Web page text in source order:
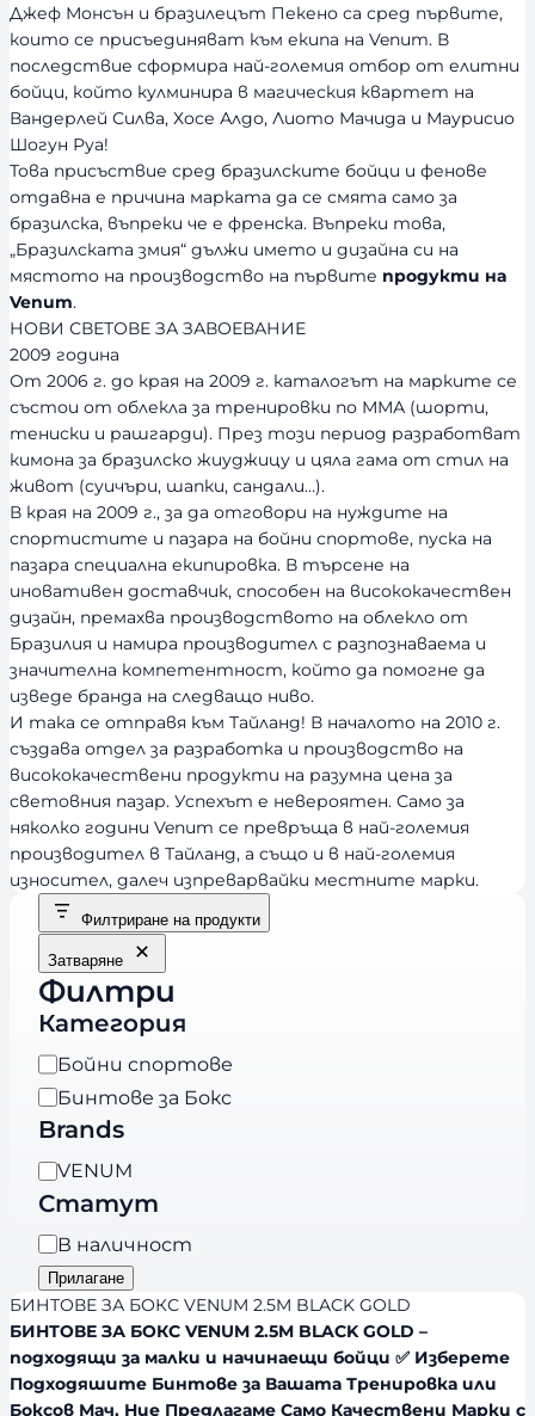
Джеф Монсън и бразилецът Пекено са сред първите,
които се присъединяват към екипа на Venum. В
последствие сформира най-големия отбор от елитни
бойци, който кулминира в магическия квартет на
Вандерлей Силва, Хосе Алдо, Лиото Мачида и Маурисио
Шогун Руа!
Това присъствие сред бразилските бойци и фенове
отдавна е причина марката да се смята само за
бразилска, въпреки че е френска. Въпреки това,
„Бразилската змия“ дължи името и дизайна си на
мястото на производство на първите продукти на
Venum.
НОВИ СВЕТОВЕ ЗА ЗАВОЕВАНИЕ
2009 година
От 2006 г. до края на 2009 г. каталогът на марките се
състои от облекла за тренировки по ММА (шорти,
тениски и рашгарди). През този период разработват
кимона за бразилско жиуджицу и цяла гама от стил на
живот (суичъри, шапки, сандали…).
В края на 2009 г., за да отговори на нуждите на
спортистите и пазара на бойни спортове, пуска на
пазара специална екипировка. В търсене на
иновативен доставчик, способен на висококачествен
дизайн, премахва производството на облекло от
Бразилия и намира производител с разпознаваема и
значителна компетентност, който да помогне да
изведе бранда на следващо ниво.
И така се отправя към Тайланд! В началото на 2010 г.
създава отдел за разработка и производство на
висококачествени продукти на разумна цена за
световния пазар. Успехът е невероятен. Само за
няколко години Venum се превръща в най-големия
производител в Тайланд, а също и в най-големия
износител, далеч изпреварвайки местните марки.
Филтриране на продукти
Затваряне
Филтри
Категория
К
а
т
г
о
р
и
я
Бойни спортове
Бинтове за Бокс
Brands
B
r
a
n
d
s
VENUM
Статут
Н
а
л
и
ч
н
В наличност
Прилагане
БИНТОВЕ ЗА БОКС VENUM 2.5M BLACK GOLD
БИНТОВЕ ЗА БОКС VENUM 2.5M BLACK GOLD –
подходящи за малки и начинаещи бойци ✅ Изберете
Подходяшите Бинтове за Вашата Тренировка или
Боксов Мач. Ние Предлагаме Само Качествени Марки с